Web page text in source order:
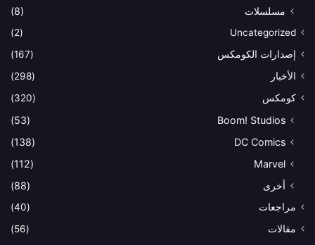
مسلسلات
(8)
Uncategorized
(2)
إصدارات الكومكس
(167)
الأخبار
(298)
كومكس
(320)
Boom! Studios
(53)
DC Comics
(138)
Marvel
(112)
أخرى
(88)
مراجعات
(40)
مقالات
(56)